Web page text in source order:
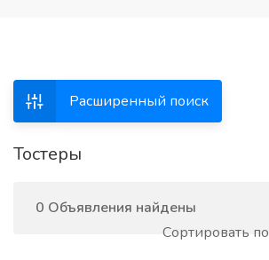
Расширенный поиск
Тостеры
0 Объявления найдены
Сортировать по